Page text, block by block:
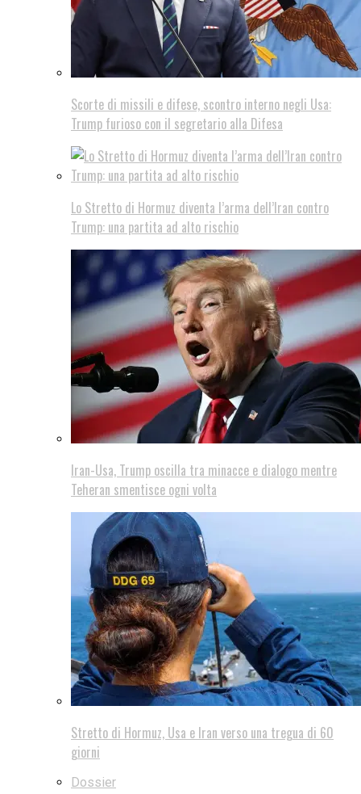
Scorte di missili e difese, scontro interno negli Usa:
Trump furioso con il segretario alla Difesa
Lo Stretto di Hormuz diventa l’arma dell’Iran contro
Trump: una partita ad alto rischio
Iran-Usa, Trump oscilla tra minacce e dialogo mentre
Teheran smentisce ogni volta
Stretto di Hormuz, Usa e Iran verso una tregua di 60
giorni
Dossier